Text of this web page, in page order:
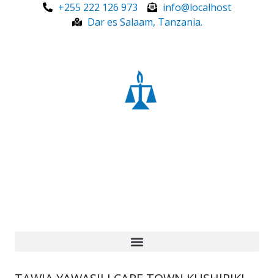
+255 222 126 973
info@localhost
Dar es Salaam, Tanzania.